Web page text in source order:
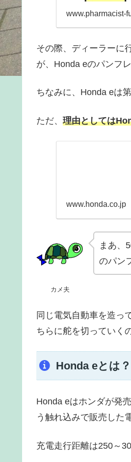
www.pharmacist-
その際、ディーラーに
が、Honda eのパンフ
ちなみに、Honda eは
ただ、 理由としては
www.honda.co.jp
カメ夫
まあ、
のパン
同じ電気自動車を造っ
ちらに舵を切っていく
Honda eとは？
Honda eはホンダが発
う触れ込みで販売した
充電走行距離は250～